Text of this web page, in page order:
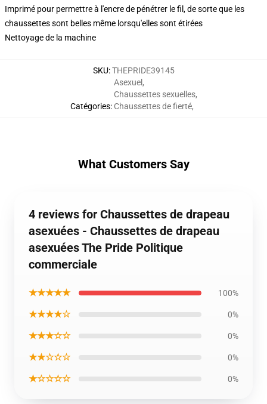
Imprimé pour permettre à l'encre de pénétrer le fil, de sorte que les
chaussettes sont belles même lorsqu'elles sont étirées
Nettoyage de la machine
SKU:THEPRIDE39145
Catégories:
Asexuel ,
Chaussettes sexuelles,
Chaussettes de fierté,
What Customers Say
4 reviews for Chaussettes de drapeau
asexuées - Chaussettes de drapeau
asexuées The Pride Politique
commerciale
★★★★★ 100%
★★★★☆ 0%
★★★☆☆ 0%
★★☆☆☆ 0%
★☆☆☆☆ 0%